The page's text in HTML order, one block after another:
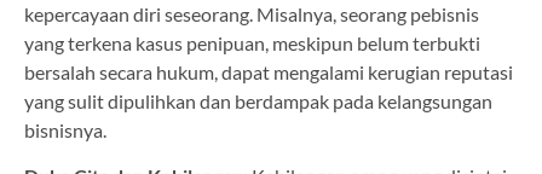
kepercayaan diri seseorang. Misalnya, seorang pebisnis
yang terkena kasus penipuan, meskipun belum terbukti
bersalah secara hukum, dapat mengalami kerugian reputasi
yang sulit dipulihkan dan berdampak pada kelangsungan
bisnisnya.